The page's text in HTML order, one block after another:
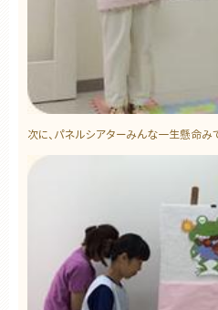
次に、パネルシアターみんな一生懸命みて